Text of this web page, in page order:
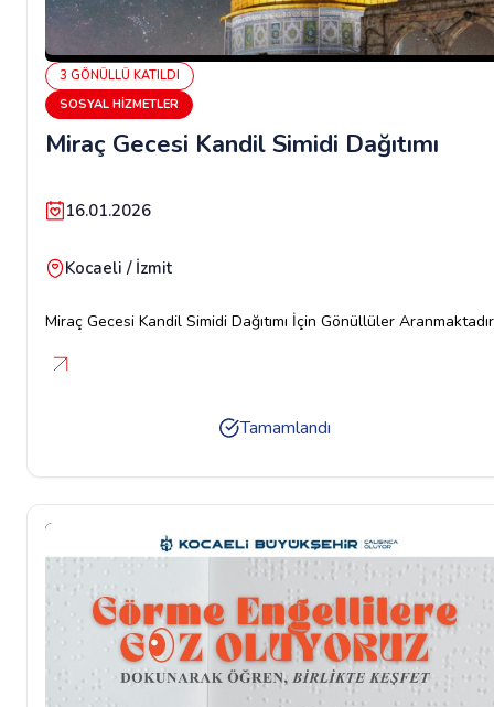
3 GÖNÜLLÜ KATILDI
SOSYAL HIZMETLER
Miraç Gecesi Kandil Simidi Dağıtımı
16.01.2026
Kocaeli / İzmit
Miraç Gecesi Kandil Simidi Dağıtımı İçin Gönüllüler
Tamamlandı